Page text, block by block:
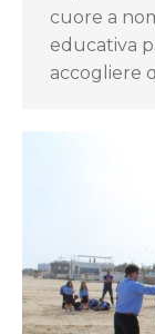
cuore a
educativa
accogliere